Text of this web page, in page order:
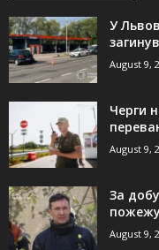
У
August 9,
Черги
August 9,
За
August 9,